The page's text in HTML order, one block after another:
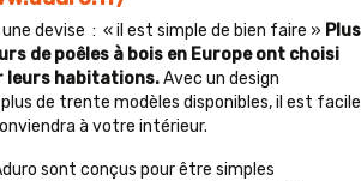
une devise : « il est simple de bien faire » Plus
de poêles à bois en Europe ont choisi
leurs habitations.Avec un design
de trente modèles disponibles, il est facile
à votre intérieur.
sont conçus pour être simples